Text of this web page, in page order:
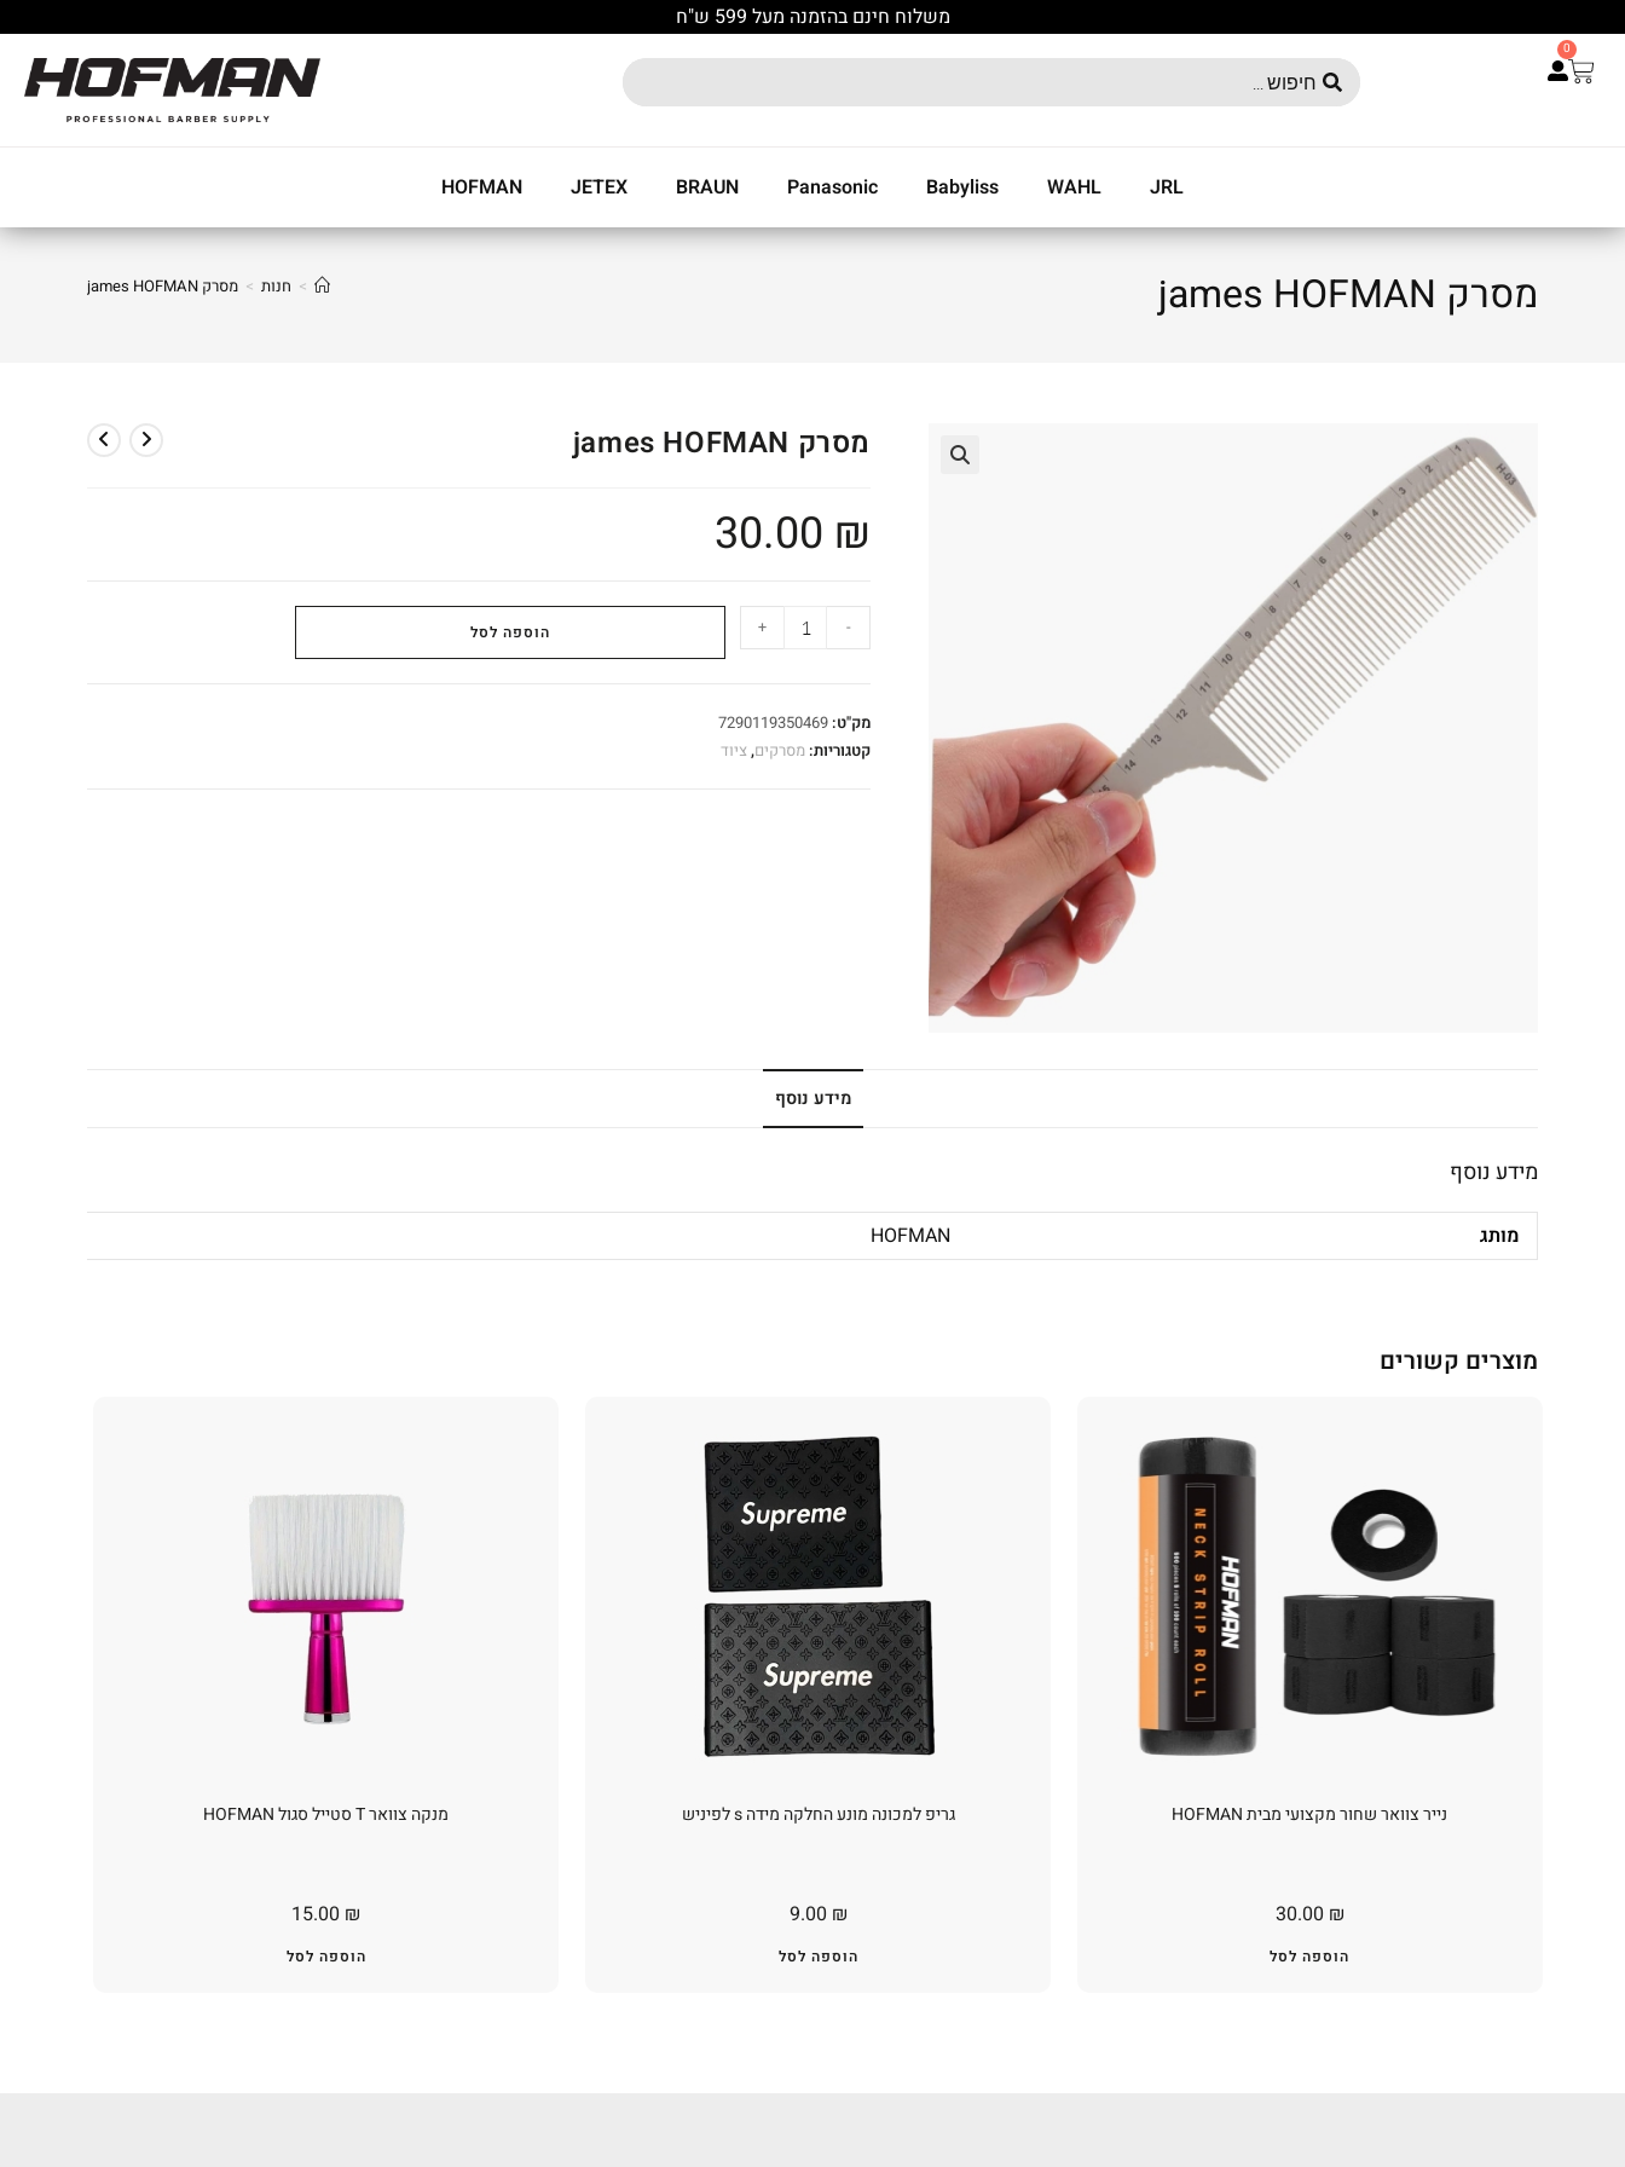
משלוח חינם בהזמנה מעל 599 ש"ח
0
JRL
WAHL
Babyliss
Panasonic
BRAUN
JETEX
HOFMAN
מסרק james HOFMAN > חנות > מסרק james HOFMAN
מסרק james HOFMAN
30.00 ₪
-
+ הוספה לסל
מק"ט: 7290119350469
קטגוריות: מסרקים,ציוד
מידע נוסף
מידע נוסף
מותג HOFMAN
מוצרים קשורים
מנקה צוואר T סטייל סגול HOFMAN
15.00 ₪
הוספה לסל
גריפ למכונה מונע החלקה מידה s לפיניש
9.00 ₪
הוספה לסל
נייר צוואר שחור מקצועי מבית HOFMAN
30.00 ₪
הוספה לסל